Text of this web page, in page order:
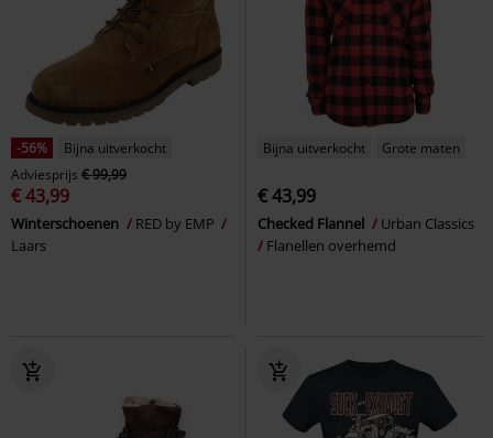
-56%
Bijna uitverkocht
Adviesprijs € 99,99
€ 43,99
Winterschoenen
RED by EMP
Laars
Bijna uitverkocht Grote maten
€ 43,99
Checked Flannel
Urban Classics
Flanellen overhemd